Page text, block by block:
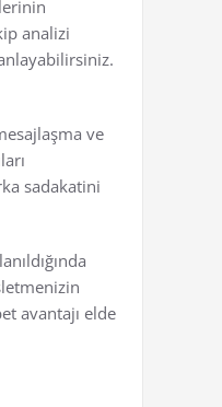
analizi
ve
sadakatini
avantajı elde